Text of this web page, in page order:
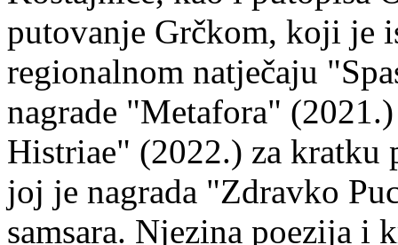
putovanje Grčkom, koji je
regionalnom natječaju
nagrade "Metafora"
Histriae" (2022.) za kratku
joj je nagrada "Zdravko
samsara. Njezina poezija i